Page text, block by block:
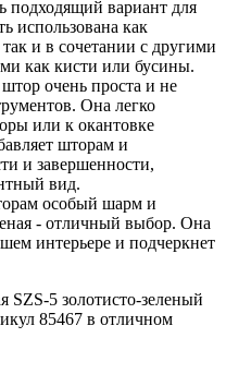
подходящий вариант для
использована как
и в сочетании с другими
как кисти или бусины.
очень проста и не
Она легко
или к окантовке
шторам и
и завершенности,
вид.
особый шарм и
- отличный выбор. Она
интерьере и подчеркнет
SZS-5 золотисто-зеленый
85467 в отличном